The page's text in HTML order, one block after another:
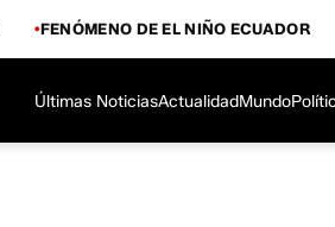
FENÓMENO DE EL NIÑO ECUADOR
Últimas NoticiasActualidadMundo